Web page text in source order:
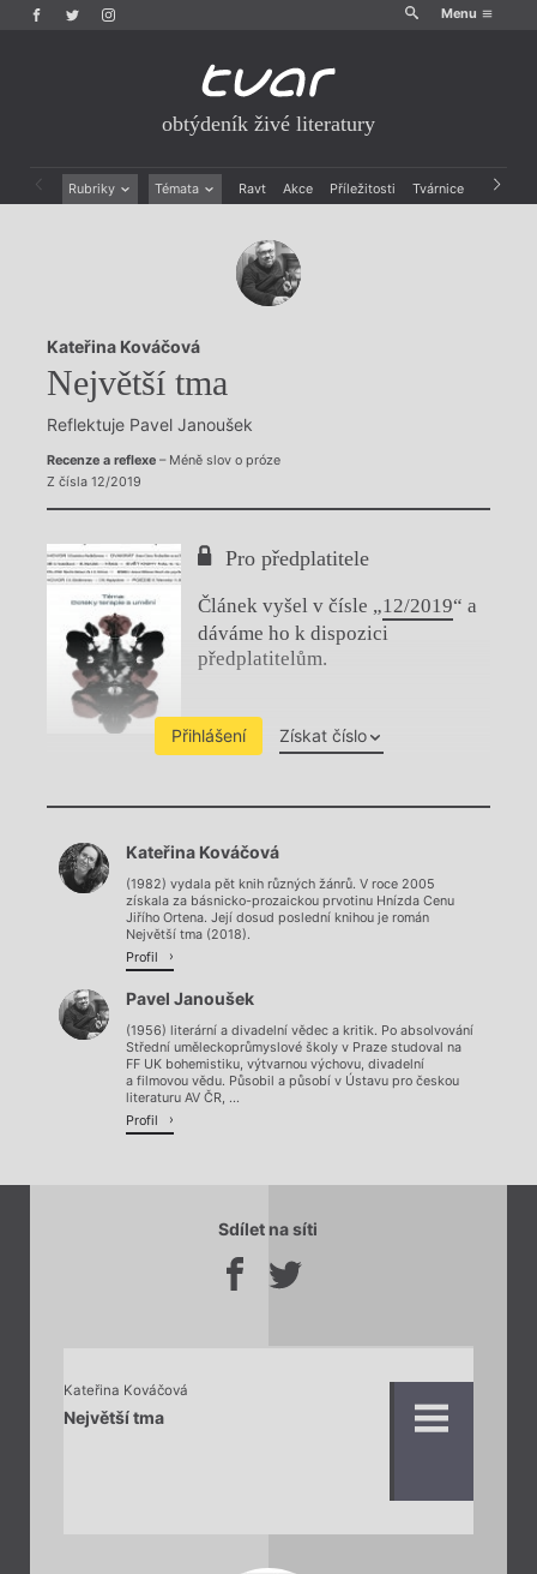
Menu
obtýdeník živé literatury
Rubriky Témata Ravt Akce Příležitosti Tvárnice Archiv
Rozhovory
Dokument
Výroční ceny
Kateřina Kováčová
Největší tma
Reflektuje Pavel Janoušek
Recenze a reflexe– Méně slov o próze
Z čísla 12/2019
Pro předplatitele
Článek vyšel v čísle „12/2019“ a
dáváme ho k dispozici
předplatitelům.
Přihlášení Získat číslo
Chviličku.
Načítá se.
Kateřina Kováčová
(1982) vydala pět knih různých žánrů. V roce 2005
získala za básnicko-prozaickou prvotinu Hnízda Cenu
Jiřího Ortena. Její dosud poslední knihou je román
Největší tma (2018).
Profil
Pavel Janoušek
(1956) literární a divadelní vědec a kritik. Po absolvování
Střední uměleckoprůmyslové školy v Praze studoval na
FF UK bohemistiku, výtvarnou výchovu, divadelní
a filmovou vědu. Působil a působí v Ústavu pro českou
literaturu AV ČR, ...
Profil
Sdílet na síti
Kateřina Kováčová
Největší tma